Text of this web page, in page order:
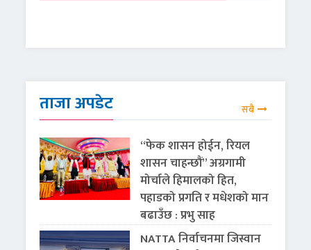
ताजा अपडेट सबै
“फेक शासन होईन, रियल
शासन चाहन्छौं” अग्रगामी
मोर्चाले हिमालको हित,
पहाडको प्रगति र मधेशको मान
बढाउँछ : प्रभु साह
NATTA निर्वाचनमा जिस्वान